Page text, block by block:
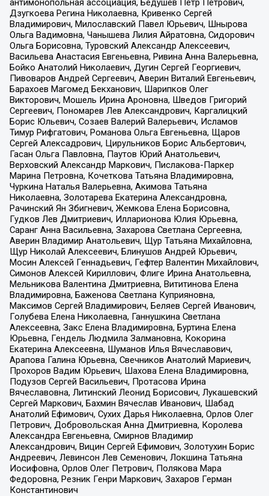
антимонопольная ассоциация, Бедушев Петр Петрович,
Дзугкоева Регина Николаевна, Кривенко Сергей
Владимирович, Милославский Павел Юрьевич, Шнырова
Ольга Вадимовна, Чанышева Лилия Айратовна, Сидорович
Ольга Борисовна, Туровский Александр Алексеевич,
Васильева Анастасия Евгеньевна, Ривина Анна Валерьевна,
Бойко Анатолий Николаевич, Дугин Сергей Георгиевич,
Пивоваров Андрей Сергеевич, Аверин Виталий Евгеньевич,
Барахоев Магомед Бекханович, Шарипков Олег
Викторович, Мошель Ирина Ароновна, Шведов Григорий
Сергеевич, Пономарев Лев Александрович, Каргалицкий
Борис Юльевич, Созаев Валерий Валерьевич, Исламов
Тимур Рифгатович, Романова Ольга Евгеньевна, Щаров
Сергей Алексадрович, Цирульников Борис Альбертович,
Гасан Ольга Павловна, Паутов Юрий Анатольевич,
Верховский Александр Маркович, Пислакова-Паркер
Марина Петровна, Кочеткова Татьяна Владимировна,
Чуркина Наталья Валерьевна, Акимова Татьяна
Николаевна, Золотарева Екатерина Александровна,
Рачинский Ян Збигневич, Жемкова Елена Борисовна,
Гудков Лев Дмитриевич, Илларионова Юлия Юрьевна,
Саранг Анна Васильевна, Захарова Светлана Сергеевна,
Аверин Владимир Анатольевич, Щур Татьяна Михайловна,
Щур Николай Алексеевич, Блинушов Андрей Юрьевич,
Мосин Алексей Геннадьевич, Гефтер Валентин Михайлович,
Симонов Алексей Кириллович, Флиге Ирина Анатольевна,
Мельникова Валентина Дмитриевна, Вититинова Елена
Владимировна, Баженова Светлана Куприяновна,
Максимов Сергей Владимирович, Беляев Сергей Иванович,
Голубева Елена Николаевна, Ганнушкина Светлана
Алексеевна, Закс Елена Владимировна, Буртина Елена
Юрьевна, Гендель Людмила Залмановна, Кокорина
Екатерина Алексеевна, Шуманов Илья Вячеславович,
Арапова Галина Юрьевна, Свечников Анатолий Мариевич,
Прохоров Вадим Юрьевич, Шахова Елена Владимировна,
Подузов Сергей Васильевич, Протасова Ирина
Вячеславовна, Литинский Леонид Борисович, Лукашевский
Сергей Маркович, Бахмин Вячеслав Иванович, Шабад
Анатолий Ефимович, Сухих Дарья Николаевна, Орлов Олег
Петрович, Добровольская Анна Дмитриевна, Королева
Александра Евгеньевна, Смирнов Владимир
Александрович, Вицин Сергей Ефимович, Золотухин Борис
Андреевич, Левинсон Лев Семенович, Локшина Татьяна
Иосифовна, Орлов Олег Петрович, Полякова Мара
Федоровна, Резник Генри Маркович, Захаров Герман
Константинович